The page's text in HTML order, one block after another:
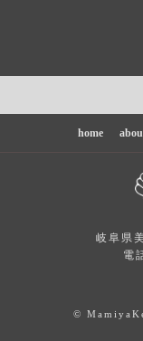
home
岐阜県
電
©